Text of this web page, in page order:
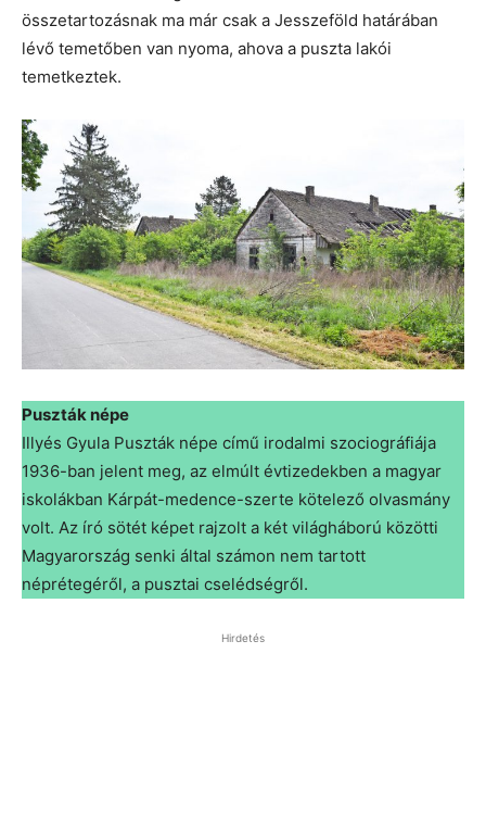
összetartozásnak ma már csak a Jesszeföld határában
lévő temetőben van nyoma, ahova a puszta lakói
temetkeztek.
Puszták népe
Illyés Gyula Puszták népe című irodalmi szociográfiája
1936-ban jelent meg, az elmúlt évtizedekben a magyar
iskolákban Kárpát-medence-szerte kötelező olvasmány
volt. Az író sötét képet rajzolt a két világháború közötti
Magyarország senki által számon nem tartott
néprétegéről, a pusztai cselédségről.
Hirdetés